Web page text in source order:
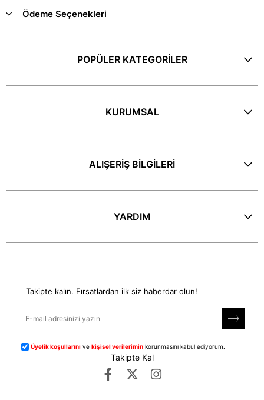
Ödeme Seçenekleri
POPÜLER KATEGORİLER
KURUMSAL
ALIŞERİŞ BİLGİLERİ
YARDIM
Takipte kalın. Fırsatlardan ilk siz haberdar olun!
Üyelik koşullarını vekişisel verilerimin korunmasını kabul ediyorum.
Takipte Kal